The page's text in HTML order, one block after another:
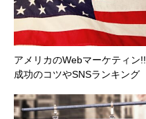
アメリカのWebマーケティン!!
成功のコツやSNSランキング